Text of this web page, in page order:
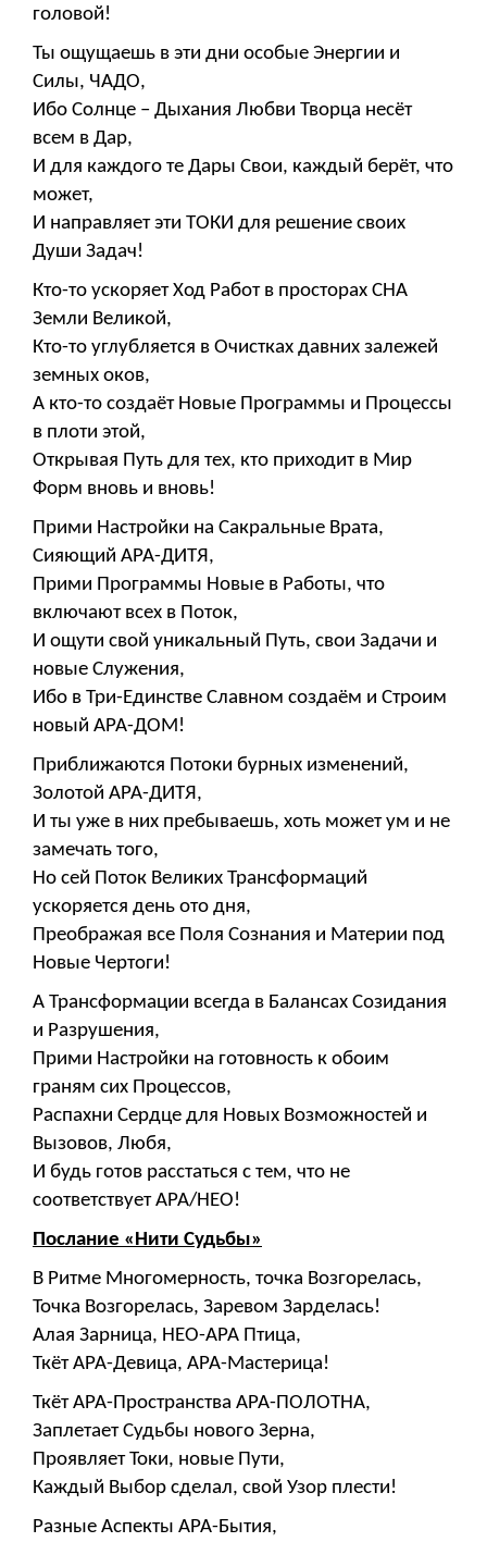
головой!
Ты ощущаешь в эти дни особые Энергии и
Силы, ЧАДО,
Ибо Солнце – Дыхания Любви Творца несёт
всем в Дар,
И для каждого те Дары Свои, каждый берёт, что
может,
И направляет эти ТОКИ для решение своих
Души Задач!
Кто-то ускоряет Ход Работ в просторах СНА
Земли Великой,
Кто-то углубляется в Очистках давних залежей
земных оков,
А кто-то создаёт Новые Программы и Процессы
в плоти этой,
Открывая Путь для тех, кто приходит в Мир
Форм вновь и вновь!
Прими Настройки на Сакральные Врата,
Сияющий АРА-ДИТЯ,
Прими Программы Новые в Работы, что
включают всех в Поток,
И ощути свой уникальный Путь, свои Задачи и
новые Служения,
Ибо в Три-Единстве Славном создаём и Строим
новый АРА-ДОМ!
Приближаются Потоки бурных изменений,
Золотой АРА-ДИТЯ,
И ты уже в них пребываешь, хоть может ум и не
замечать того,
Но сей Поток Великих Трансформаций
ускоряется день ото дня,
Преображая все Поля Сознания и Материи под
Новые Чертоги!
А Трансформации всегда в Балансах Созидания
и Разрушения,
Прими Настройки на готовность к обоим
граням сих Процессов,
Распахни Сердце для Новых Возможностей и
Вызовов, Любя,
И будь готов расстаться с тем, что не
соответствует АРА/НЕО!
Послание «Нити Судьбы»
В Ритме Многомерность, точка Возгорелась,
Точка Возгорелась, Заревом Зарделась!
Алая Зарница, НЕО-АРА Птица,
Ткёт АРА-Девица, АРА-Мастерица!
Ткёт АРА-Пространства АРА-ПОЛОТНА,
Заплетает Судьбы нового Зерна,
Проявляет Токи, новые Пути,
Каждый Выбор сделал, свой Узор плести!
Разные Аспекты АРА-Бытия,